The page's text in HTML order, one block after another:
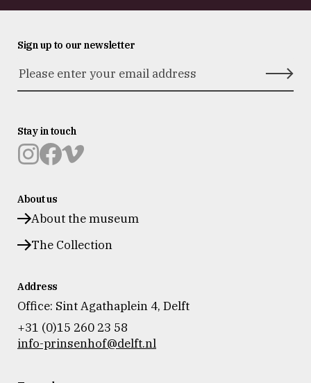
About us
About the museum
The Collection
Address
Office: Sint Agathaplein 4, Delft
+31 (0)15 260 23 58
info-prinsenhof@delft.nl
Sign up to our newsletter
Stay in touch
Delft
op
Delft
op op